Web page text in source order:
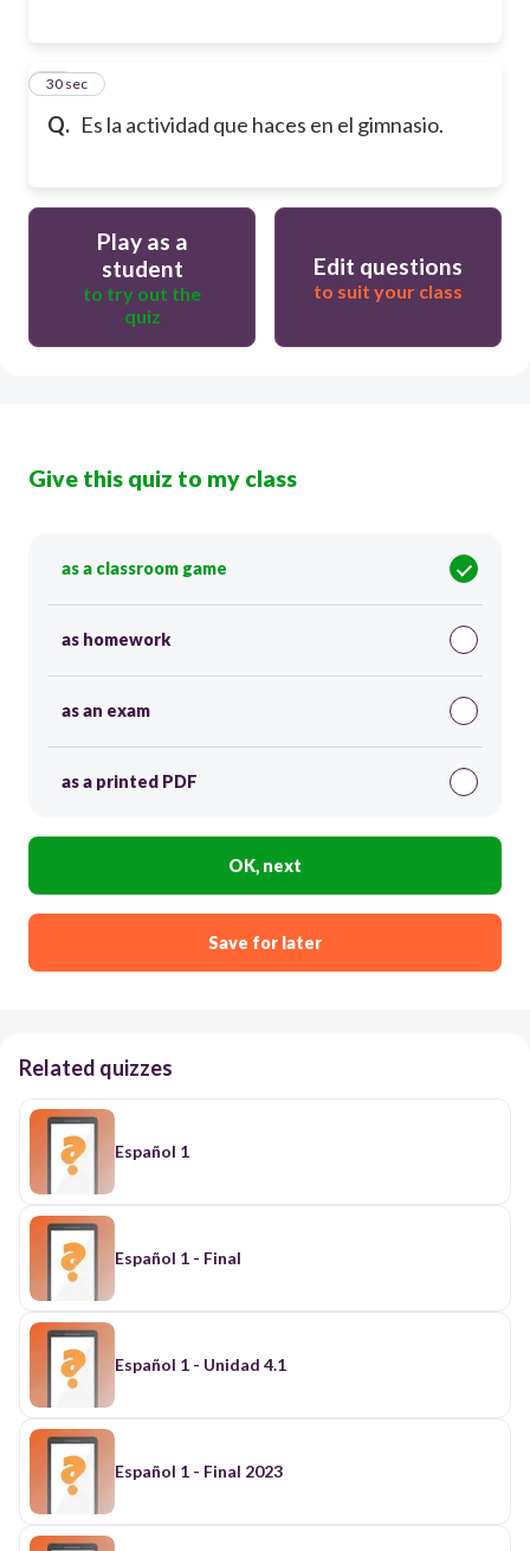
Q. Es la actividad que haces en el gimnasio.
12
30 sec
Play as a
student
to try out the
quiz
Edit questions
to suit your class
Give this quiz to my class
as a classroom game
as homework
as an exam
as a printed PDF
OK, next
Save for later
Related quizzes
Español 1
Español 1 - Final
Español 1 - Unidad 4.1
Español 1 - Final 2023